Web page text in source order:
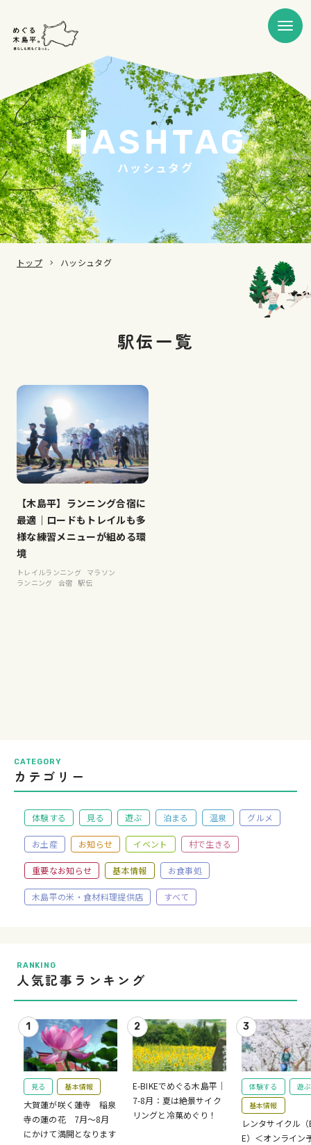
HASHTAG
ハッシュタグ
トップ ハッシュタグ
駅伝一覧
【木島平】ランニング合宿に
最適｜ロードもトレイルも多
様な練習メニューが組める環
境
トレイルランニング
マラソン
ランニング
合宿 駅伝
CATEGORY
カテゴリー
体験する 見る 遊ぶ 泊まる 温泉 グルメ
お土産 お知らせ イベント 村で生きる
重要なお知らせ 基本情報 お食事処
木島平の米・食材料理提供店 すべて
RANKING
人気記事ランキング
見る 基本情報
大賀蓮が咲く蓮寺 稲泉
寺の蓮の花 7月～8月
にかけて満開となります
E-BIKEでめぐる木島平｜
7-8月：夏は絶景サイク
リングと冷菓めぐり！
体験する
遊ぶ
基本情報
レンタサイクル（
E）＜オンライン